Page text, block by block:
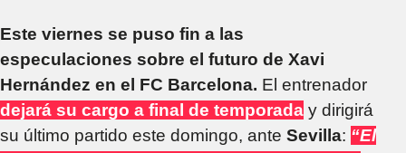
Este viernes se puso fin a las
especulaciones sobre el futuro de Xavi
Hernández en el FC Barcelona. El entrenador
dejará su cargo a final de temporada y dirigirá
su último partido este domingo, ante Sevilla: “El